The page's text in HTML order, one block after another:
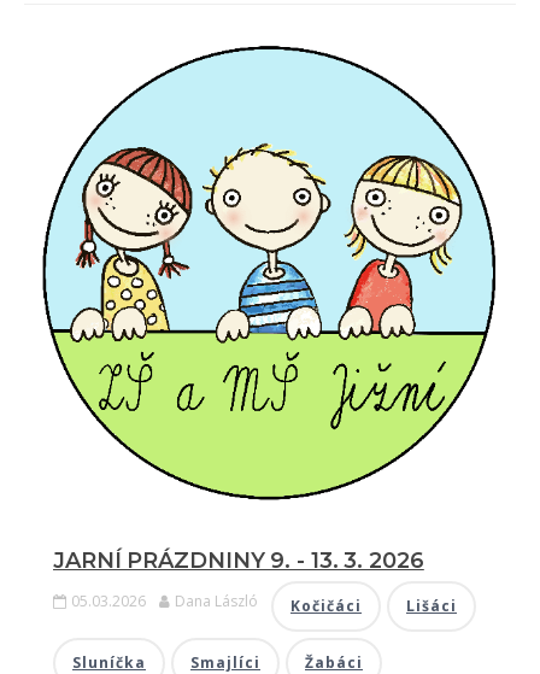
JARNÍ PRÁZDNINY 9. - 13. 3. 2026
05.03.2026 Dana László Kočičáci Lišáci
Sluníčka Smajlíci Žabáci